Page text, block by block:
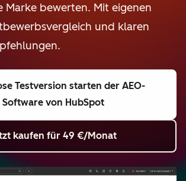
Marke bewerten. Mit eigenen
und klaren
Testversion starten der AEO-
Software von HubSpot
kaufen für 49 €/Monat